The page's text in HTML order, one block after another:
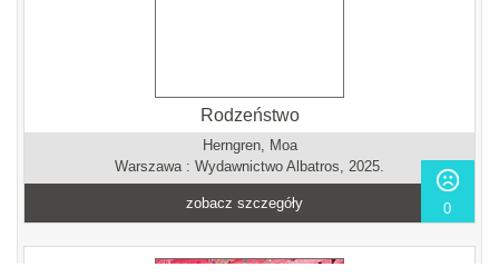
Rodzeństwo
Herngren, Moa
Warszawa : Wydawnictwo Albatros, 2025.
0
zobacz szczegóły